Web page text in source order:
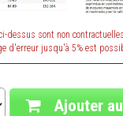
dessus sont non
d'erreur jusqu'à 5% est
Ajouter